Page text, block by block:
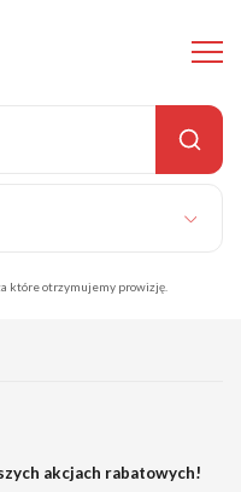
które otrzymujemy prowizję.
akcjach rabatowych!